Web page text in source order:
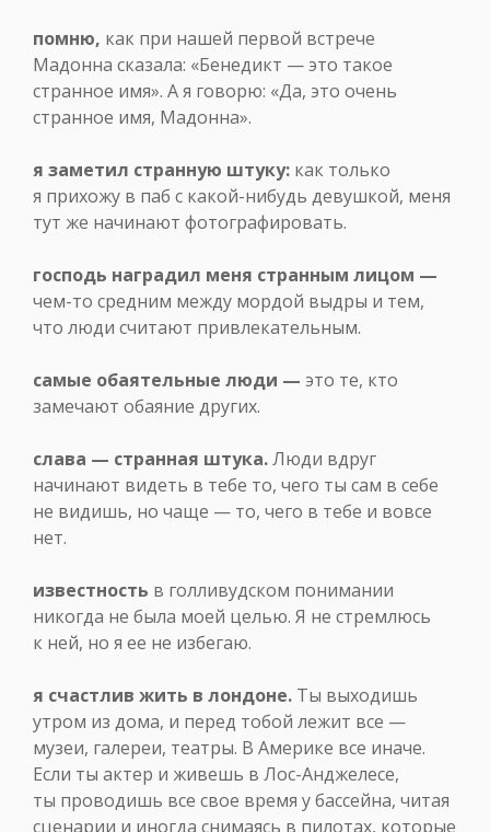
помню, как при нашей первой встрече
Мадонна сказала: «Бенедикт — это такое
странное имя». А я говорю: «Да, это очень
странное имя, Мадонна».
я заметил странную штуку: как только
я прихожу в паб с какой-нибудь девушкой, меня
тут же начинают фотографировать.
господь наградил меня странным лицом —
чем-то средним между мордой выдры и тем,
что люди считают привлекательным.
самые обаятельные люди — это те, кто
замечают обаяние других.
слава — странная штука.Люди вдруг
начинают видеть в тебе то, чего ты сам в себе
не видишь, но чаще — то, чего в тебе и вовсе
нет.
известность в голливудском понимании
никогда не была моей целью. Я не стремлюсь
к ней, но я ее не избегаю.
я счастлив жить в лондоне. Ты выходишь
утром из дома, и перед тобой лежит все —
музеи, галереи, театры. В Америке все иначе.
Если ты актер и живешь в Лос-Анджелесе,
ты проводишь все свое время у бассейна, читая
сценарии и иногда снимаясь в пилотах, которые